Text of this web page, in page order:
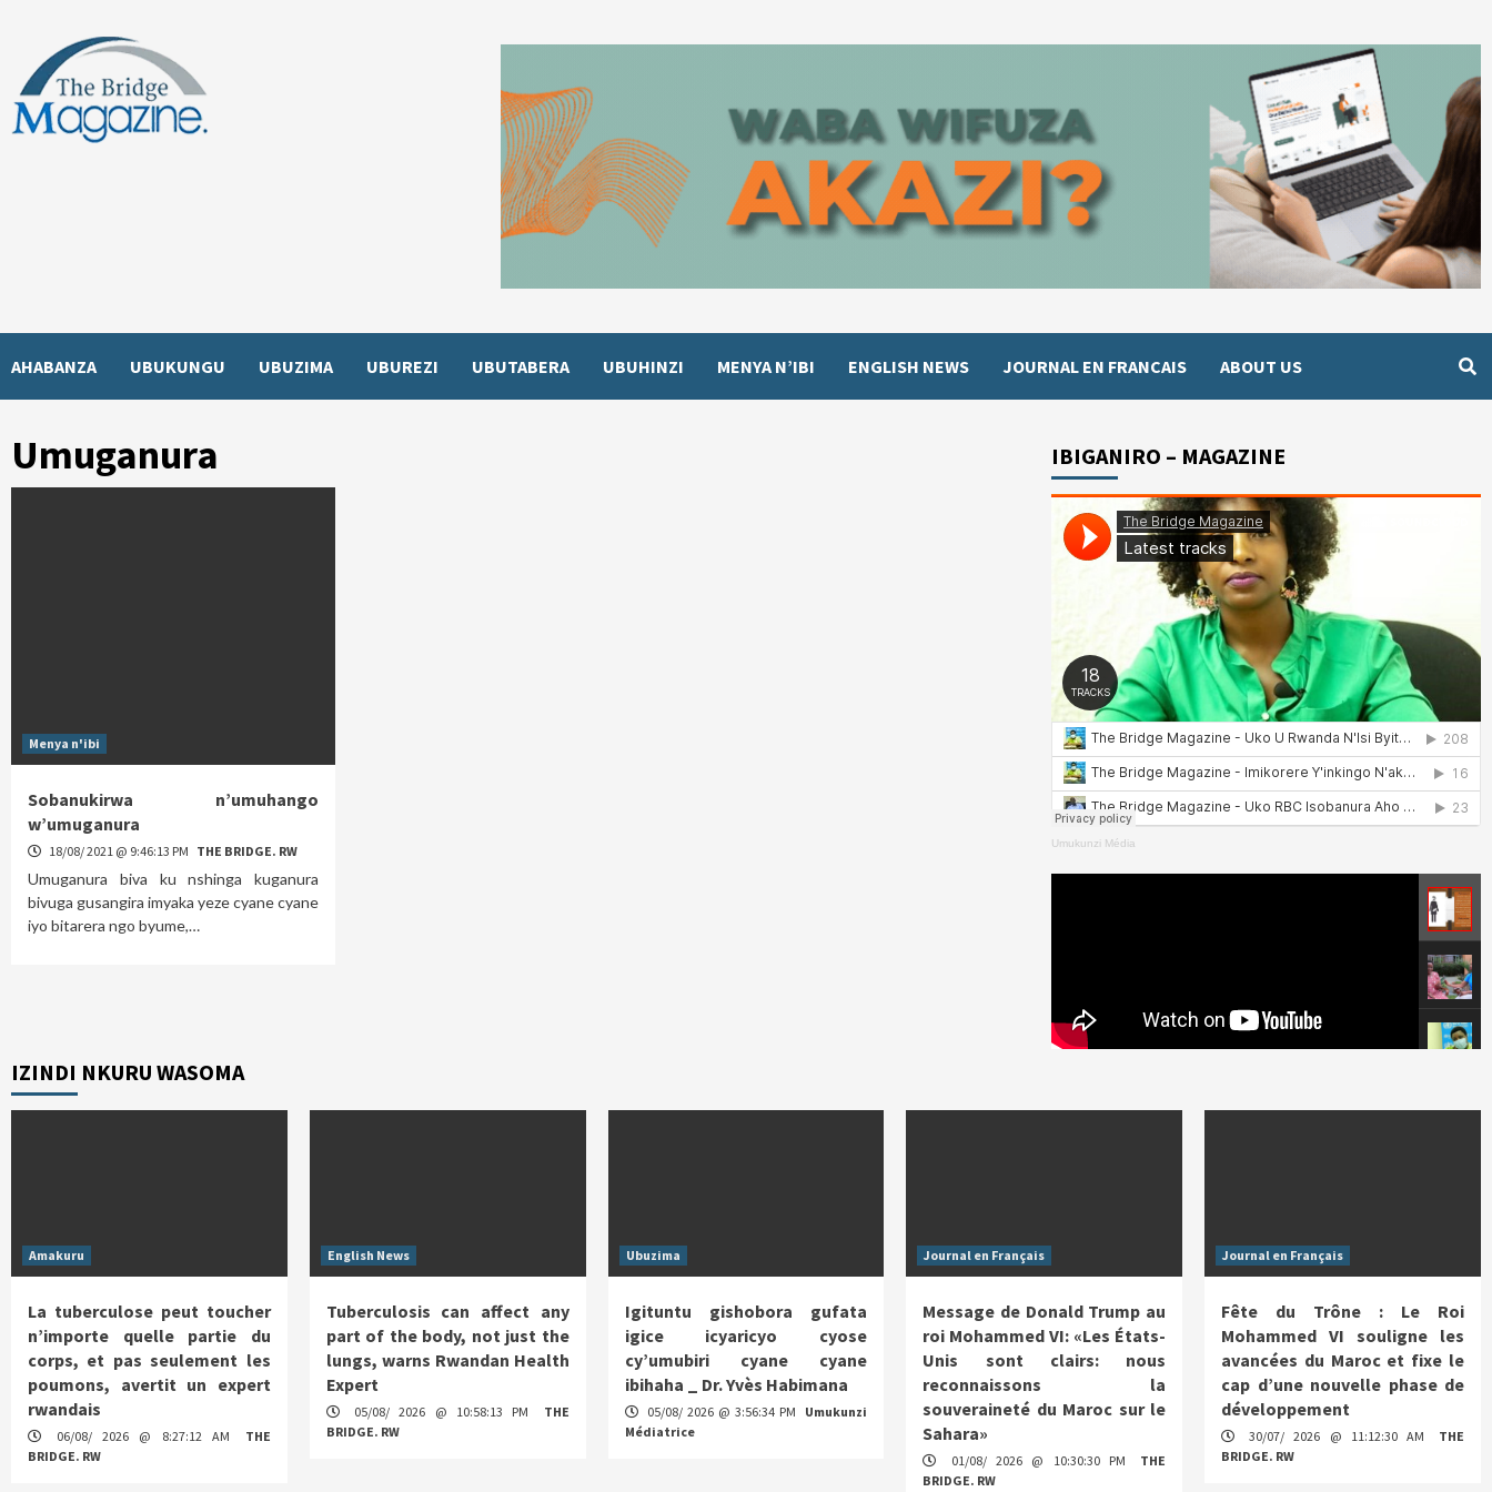
content
AHABANZA UBUKUNGU UBUZIMA UBUREZI UBUTABERA UBUHINZI MENYA N’IBI ENGLISH NEWS JOURNAL EN FRANCAIS ABOUT US
Umuganura
Menya n'ibi
Sobanukirwa n’umuhango
w’umuganura
18/08/ 2021 @ 9:46:13 PM THE BRIDGE. RW
Umuganura biva ku nshinga kuganura
bivuga gusangira imyaka yeze cyane cyane
iyo bitarera ngo byume,…
IBIGANIRO – MAGAZINE
Umukunzi Média
IZINDI NKURU WASOMA
Amakuru
La tuberculose peut toucher
n’importe quelle partie du
corps, et pas seulement les
poumons, avertit un expert
rwandais
06/08/ 2026 @ 8:27:12 AM
THE
BRIDGE. RW
English News
Tuberculosis can affect any
part of the body, not just the
lungs, warns Rwandan Health
Expert
05/08/ 2026 @ 10:58:13 PM
THE
BRIDGE. RW
Ubuzima
Igituntu gishobora gufata
igice icyaricyo cyose
cy’umubiri cyane cyane
ibihaha _ Dr. Yvès Habimana
05/08/ 2026 @ 3:56:34 PM
Umukunzi
Médiatrice
Journal en Français
Message de Donald Trump au
roi Mohammed VI: «Les États-
Unis sont clairs: nous
reconnaissons la
souveraineté du Maroc sur le
Sahara»
01/08/ 2026 @ 10:30:30 PM
THE
BRIDGE. RW
Journal en Français
Fête du Trône : Le Roi
Mohammed VI souligne les
avancées du Maroc et fixe le
cap d’une nouvelle phase de
développement
30/07/ 2026 @ 11:12:30 AM
THE
BRIDGE. RW